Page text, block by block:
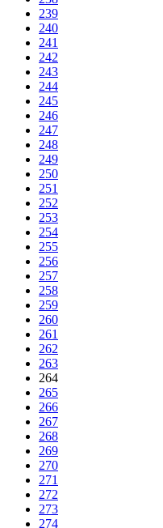
239
240
241
242
243
244
245
246
247
248
249
250
251
252
253
254
255
256
257
258
259
260
261
262
263
264
265
266
267
268
269
270
271
272
273
274